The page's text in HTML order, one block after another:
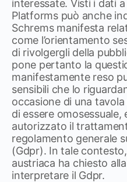
interessate. Visti i dati
Platforms può anche
Schrems manifesta
come l’orientamento
di rivolgergli della
pone pertanto la
manifestamente reso
sensibili che lo
occasione di una
di essere omosessuale,
autorizzato il
regolamento generale
(Gdpr). In tale
austriaca ha chiesto
interpretare il Gdpr.